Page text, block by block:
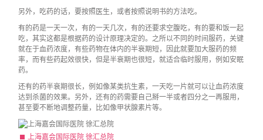
另外，吃药的话，要按照医生，或者按照说明书的方法吃。
有的药是一天一次，有的一天几次，有的还要求空腹吃，有的要和饭一起
吃，其实这都是根据药的设计原理决定的。之所以不同的时间服药，关键
就在于血药浓度，有些药物在体内的半衰期短，因此就要加大服药的频
率，而有些药起效很快，但是半衰期也很短，就适合临时服用，例如安眠
药。
还有的药半衰期很长，例如像某类抗生素，一天吃一片就可以让血药浓度
达到杀菌的效果。另外，还有的药需要自己掰一半或者四分之一再服用，
甚至要不断地调整药量，比如像甲状腺素片等。
上海嘉会国际医院 徐汇总院